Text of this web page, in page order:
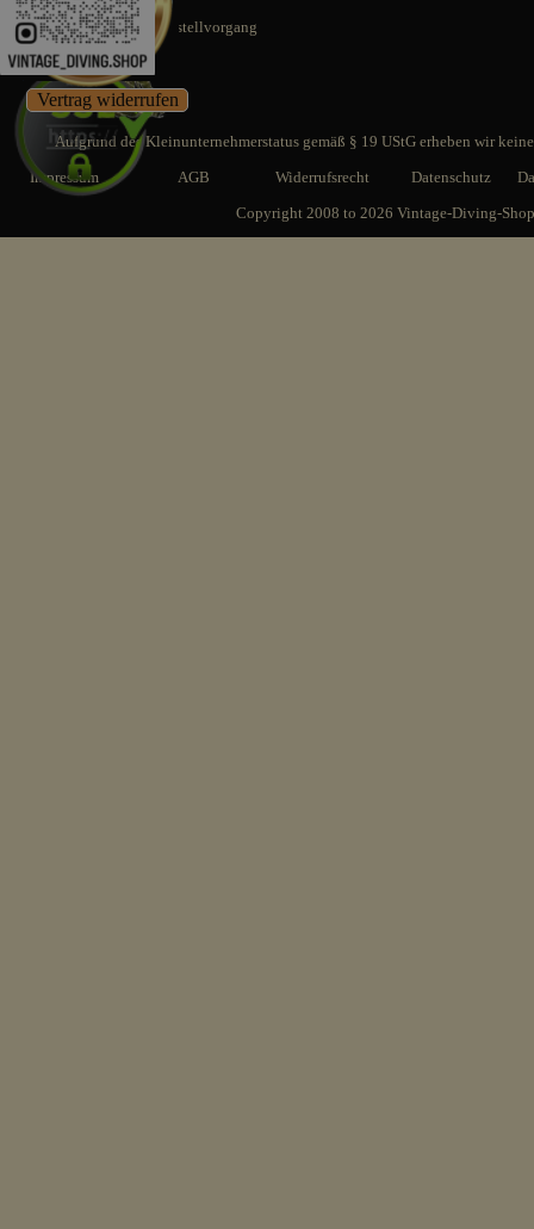
SSL gesicherter Bestellvorgang
Vertrag widerrufen
Aufgrund des Kleinunternehmerstatus gemäß § 19 UStG erheben wir
Impressum AGB Widerrufsrecht Datenschutz
Copyright 2008 to 2026 Vintage-Diving-